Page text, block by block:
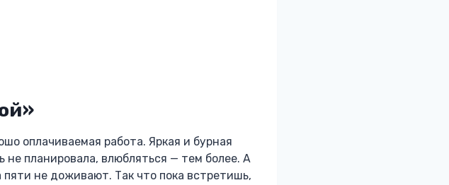
оплачиваемая работа. Яркая и бурная
планировала, влюбляться — тем более. А
не доживают. Так что пока встретишь,